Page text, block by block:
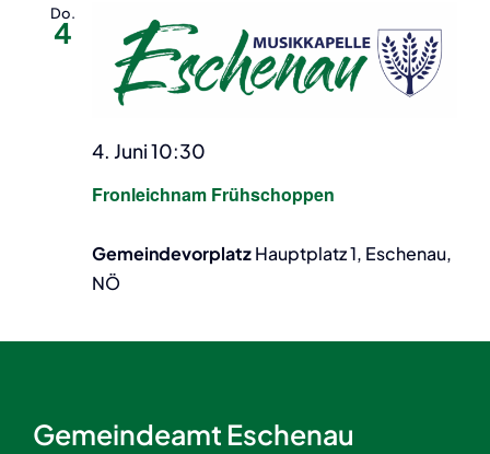
Do.
4
Fronleichnam Frühschoppen
4. Juni 10:30
GemeindevorplatzHauptplatz 1, Eschenau,
NÖ
Gemeindeamt Eschenau